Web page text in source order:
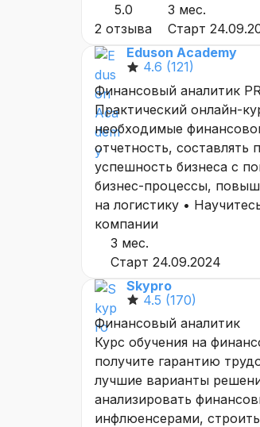
5.0
2 отзыва
3 мес.
Старт
Eduson Academy
4.6 (121)
Финансовый аналитик
Практический онлайн-
необходимые
отчетность,
успешность бизнеса с
бизнес-процессы,
на логистику •
компании
3 мес.
Старт 24.09.2024
Skypro
4.5 (170)
Финансовый аналитик
Курс обучения на
получите гарантию
лучшие варианты
анализировать
инфлюенсерами,